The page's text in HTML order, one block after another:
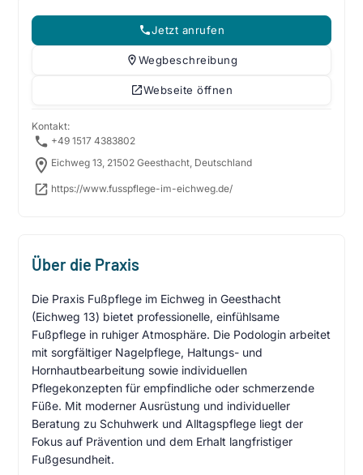
Jetzt anrufen
Wegbeschreibung
Webseite öffnen
Kontakt:
+49 1517 4383802
Eichweg 13, 21502 Geesthacht, Deutschland
https://www.fusspflege-im-eichweg.de/
Über die Praxis
Die Praxis Fußpflege im Eichweg in Geesthacht
(Eichweg 13) bietet professionelle, einfühlsame
Fußpflege in ruhiger Atmosphäre. Die Podologin arbeitet
mit sorgfältiger Nagelpflege, Haltungs- und
Hornhautbearbeitung sowie individuellen
Pflegekonzepten für empfindliche oder schmerzende
Füße. Mit moderner Ausrüstung und individueller
Beratung zu Schuhwerk und Alltagspflege liegt der
Fokus auf Prävention und dem Erhalt langfristiger
Fußgesundheit.